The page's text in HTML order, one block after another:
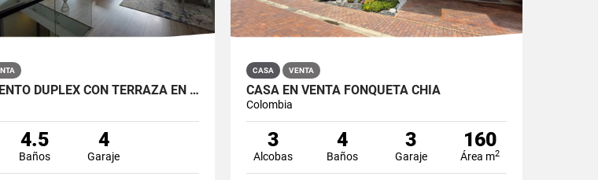
APARTAMENTO DÚPLEX CON TERRAZA EN VENTA BELLA SUIZA USAQUÉN BOGOTÁ
4.5
Baños
4
Garaje
CASA VENTA
CASA EN VENTA FONQUETÁ CHÍA
Colombia
3
Alcobas
4
Baños
3
Garaje
160
Área m2